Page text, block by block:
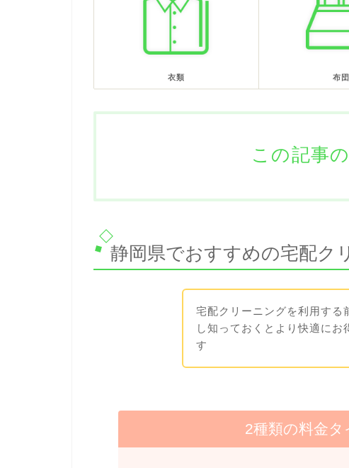
衣類 布団
この記事
静岡県でおすすめの宅配ク
宅配クリーニングを利用する
し知っておくとより快適にお
す
2種類の料金